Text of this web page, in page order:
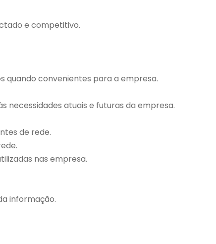
e competitivo.
quando convenientes para a empresa.
necessidades atuais e futuras da empresa.
de rede.
nas empresa.
informação.